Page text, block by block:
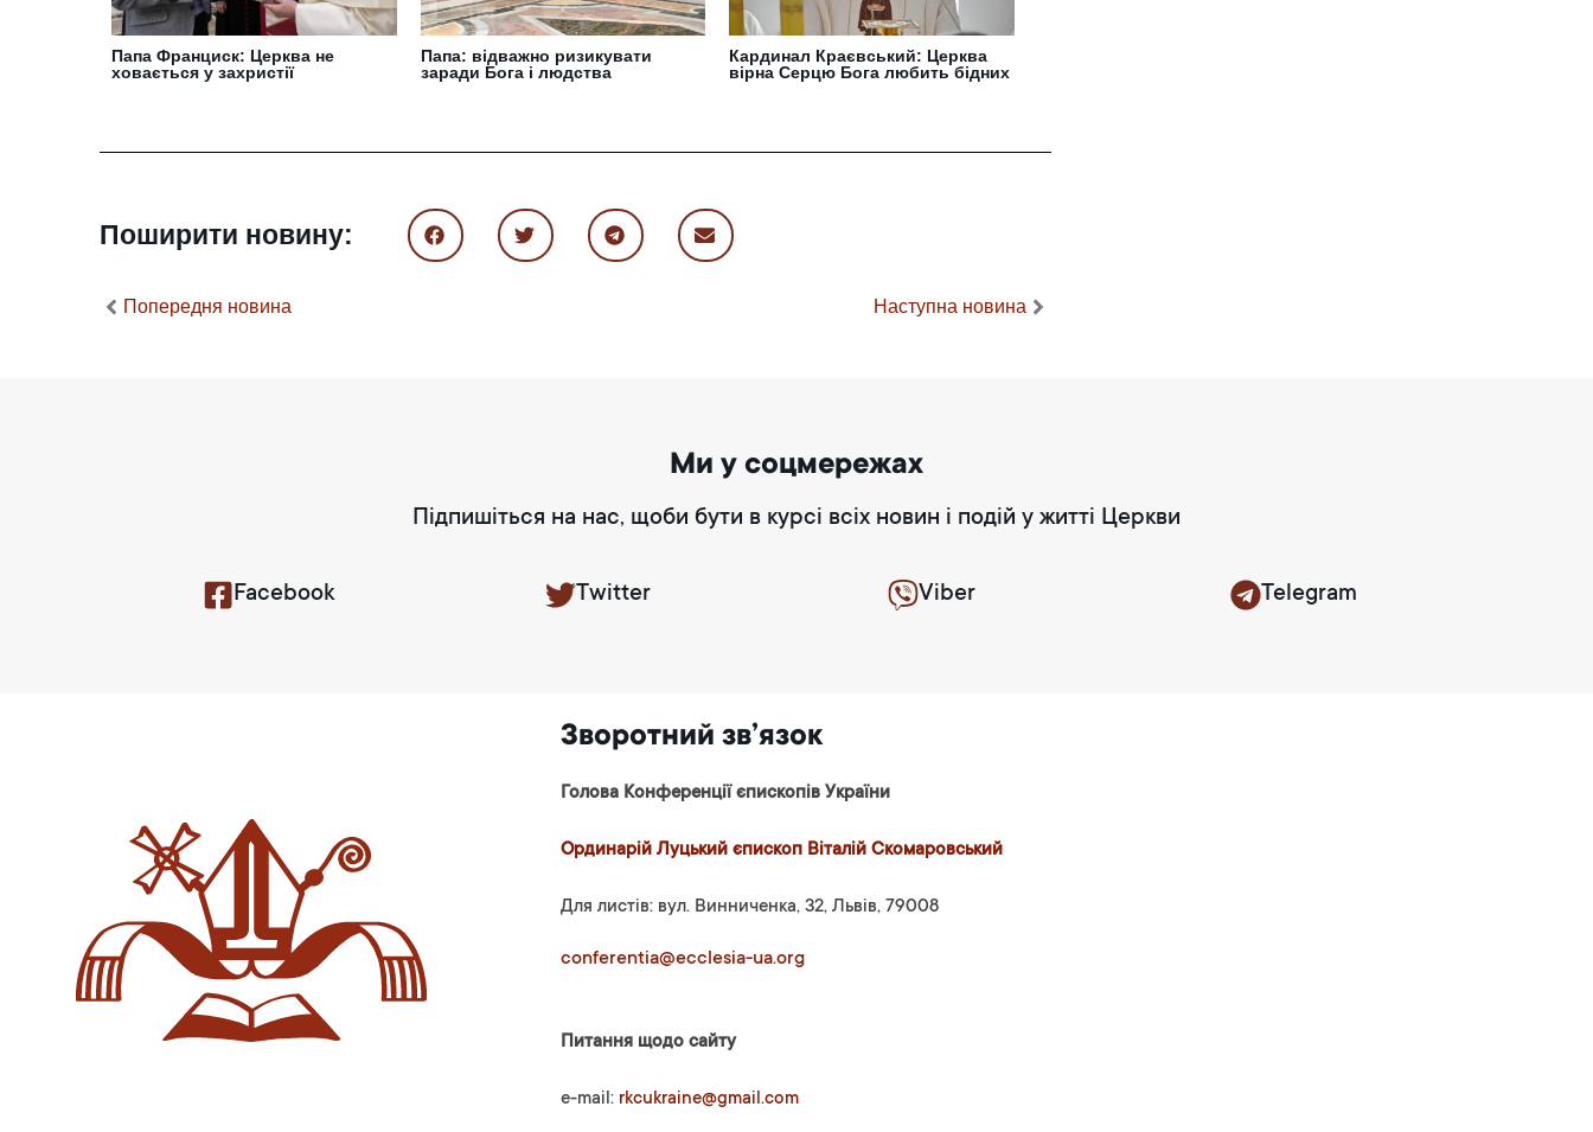
Папа Франциск: Церква не
ховається у захристії
Папа: відважно ризикувати
заради Бога і людства
Кардинал Краєвський: Церква
вірна Серцю Бога любить бідних
Поширити новину:
Попередня новина Наступна новина
Ми у соцмережах
Підпишіться на нас, щоби бути в курсі всіх новин і подій у житті Церкви
Facebook Twitter Viber Telegram
Зворотний зв’язок
Голова Конференції єпископів України
Ординарій Луцький єпископ Віталій Скомаровський
Для листів: вул. Винниченка, 32, Львів, 79008
conferentia@ecclesia-ua.org
Питання щодо сайту
e-mail: rkcukraine@gmail.com